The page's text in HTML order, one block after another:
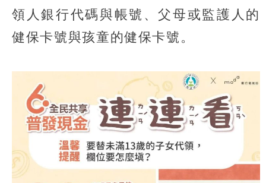
領人銀行代碼與帳號、父母或監護人的
健保卡號與孩童的健保卡號。